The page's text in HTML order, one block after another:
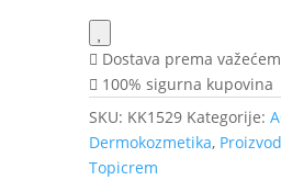
čišćenje
lica
50
ml
količina
Dostava prema
100% sigurna kupovina
SKU: KK1529 Kategorije:
Dermokozmetika,
Topicrem